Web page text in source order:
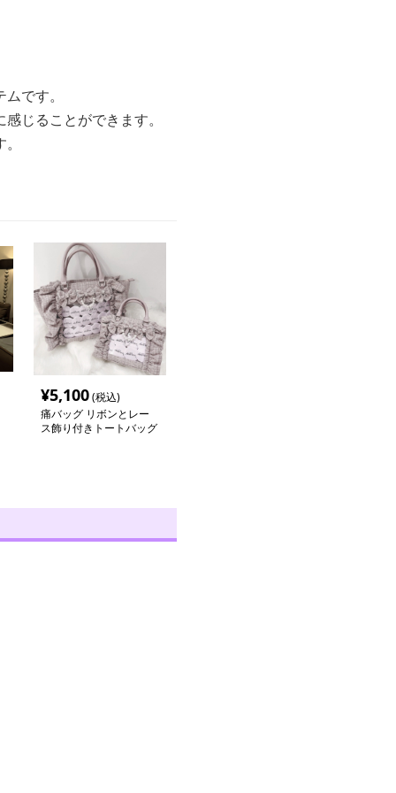
です。
じることができます。
¥5,100(税込)
痛バッグ リボンとレー
ス飾り付きトートバッグ